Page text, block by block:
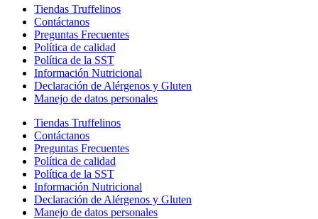
Tiendas Truffelinos
Contáctanos
Preguntas Frecuentes
Política de calidad
Política de la SST
Información Nutricional
Declaración de Alérgenos y Gluten
Manejo de datos personales
Tiendas Truffelinos
Contáctanos
Preguntas Frecuentes
Política de calidad
Política de la SST
Información Nutricional
Declaración de Alérgenos y Gluten
Manejo de datos personales